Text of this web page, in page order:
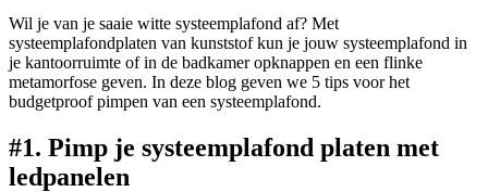
Wil je van je saaie witte systeemplafond af? Met
systeemplafondplaten van kunststof kun je jouw systeemplafond in
je kantoorruimte of in de badkamer opknappen en een flinke
metamorfose geven. In deze blog geven we 5 tips voor het
budgetproof pimpen van een systeemplafond.
#1. Pimp je systeemplafond platen met
ledpanelen